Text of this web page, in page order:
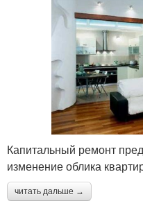
Капитальный ремонт
изменение облика
читать дальше →